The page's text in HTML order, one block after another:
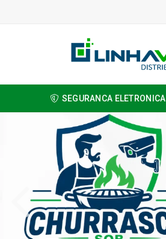
SEGURANCA ELETRONICA